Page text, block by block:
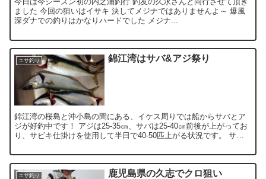
ました 今回の狙いはイサキ 決してメジナではありませんよ～ 爆風
深ダナでの釣りはかなりハードでした メジナ...
エサ釣り 錦江湾はサバ&アジ祭り
錦江湾の桜島と沖小島の間にある、イケス周りでは船からサバとア
ジが好釣中です！ アジは25-35㎝、サバは25-40㎝前後が上がってお
り、サビキ仕掛けを使用して半日で40-50匹上がる状況です。 サバ
エサ釣り 鹿児島県の久志でクロ狙い